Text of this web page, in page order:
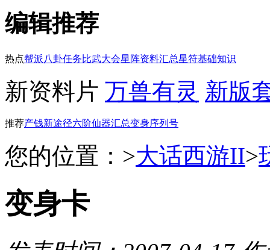
编辑推荐
热点帮派八卦任务比武大会星阵资料汇总星符基础知识
新资料片 万兽有灵 新版
推荐产钱新途径六阶仙器汇总变身序列号
您的位置： >大话西游II>
变身卡